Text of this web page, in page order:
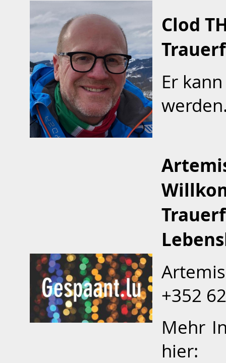
Clod
Er
+352
Mehr
hier: